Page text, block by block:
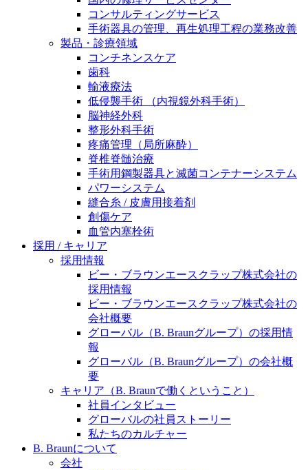
製品ポートフォリオ​
こちらの製品ポートフォリオからも、製品をお探しい
ただくことができます。
販売代理店さま向け情報​
お問合せ先、価格情報、E-Shopのご案内など販売店さ
ま向けの情報スペースです。
水頭症について
「水頭症」とはどのような疾患なのでしょう。成人に
多い水頭症と、小児に多い水頭症の特徴と症状、検査
や治療法など「水頭症」の概要を知っていただくこと
ができます。
ビー・ブラウンエースクラッﾌﾟで新たな可能性を見つ
けませんか？現在募集中のポジションをご覧いただけ
ます。
エースクラップアカデミー
医療に携わるあらゆる方々に、学びと情報共有の場を
提供していくことを目指します。
お問合せフォームより、ご質問をお送りください。
コンサルティングサービス
手術器具の管理、再生処理工程の業務改善
製品・診療領域
コンチネンスケア
歯科
輸液療法
低侵襲手術 （内視鏡外科手術）
脳神経外科
整形外科手術
疼痛管理（局所麻酔）
脊椎脊髄治療
手術用鋼製器具と滅菌コンテナーシステム
パワーシステム
縫合糸 / 皮膚用接着剤
創傷ケア
血管内塞栓術
採用 / キャリア
採用情報
ビー・ブラウンエースクラップ株式会社の
採用情報
ビー・ブラウンエースクラップ株式会社の
会社概要
グローバル（B. Braunグループ）の採用情
報
グローバル（B. Braunグループ）の会社概
要
キャリア（B. Braunで働くということ）
社員インタビュー
グローバルの社員ストーリー
私たちのカルチャー
B. Braunについて
会社